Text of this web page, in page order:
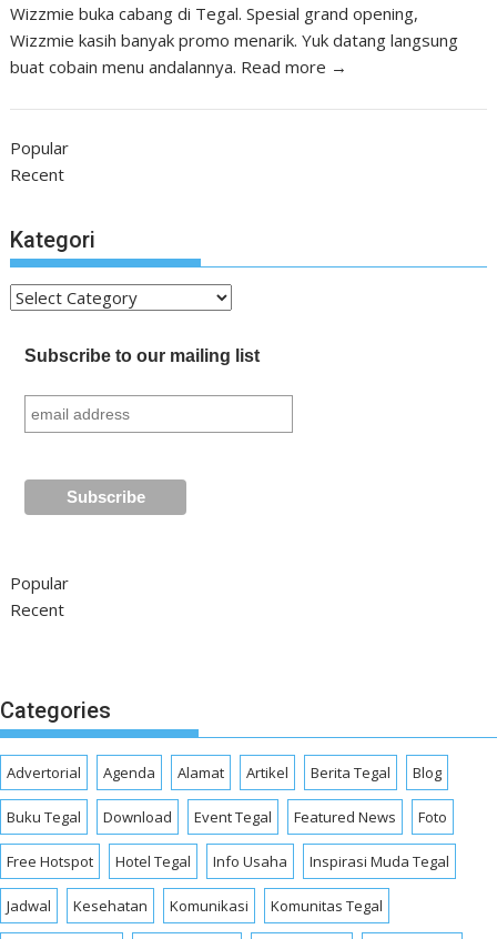
Wizzmie buka cabang di Tegal. Spesial grand opening,
Wizzmie kasih banyak promo menarik. Yuk datang langsung
buat cobain menu andalannya. Read more →
Popular
Recent
Kategori
Kategori
Subscribe to our mailing list
Popular
Recent
Categories
Advertorial Agenda Alamat Artikel Berita Tegal Blog
Buku Tegal Download Event Tegal Featured News Foto
Free Hotspot Hotel Tegal Info Usaha Inspirasi Muda Tegal
Jadwal Kesehatan Komunikasi Komunitas Tegal